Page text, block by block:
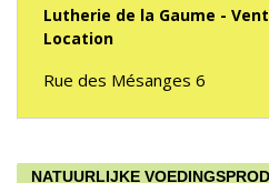
Lutherie de la Gaume -
Location
Rue des Mésanges 6
NATUURLIJKE